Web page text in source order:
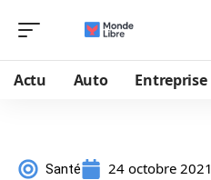
Actu Auto Entreprise
Santé 24 octobre 2021